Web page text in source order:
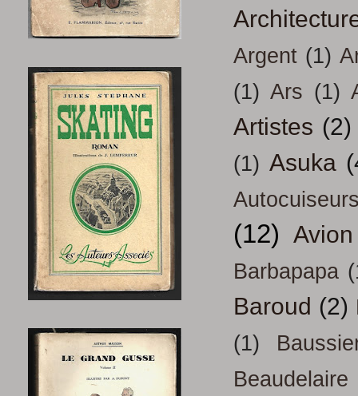
Argent (1)
(1) Ars (1)
Artistes (2)
(1) Asuka
(12) Avion
Barbapapa
Baroud (2)
(1)
Beaudelaire